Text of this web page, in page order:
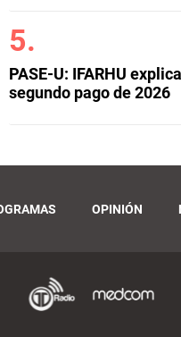
PASE-U: IFARHU
segundo pago de 2026
OPINIÓN